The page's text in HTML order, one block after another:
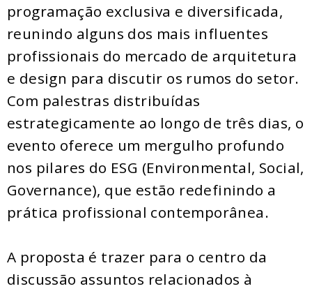
programação exclusiva e diversificada,
reunindo alguns dos mais influentes
profissionais do mercado de arquitetura
e design para discutir os rumos do setor.
Com palestras distribuídas
estrategicamente ao longo de três dias, o
evento oferece um mergulho profundo
nos pilares do ESG (Environmental, Social,
Governance), que estão redefinindo a
prática profissional contemporânea.
A proposta é trazer para o centro da
discussão assuntos relacionados à